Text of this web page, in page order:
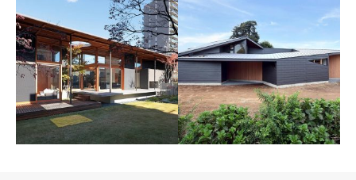
大きな屋根と中庭のある
家
つながる家